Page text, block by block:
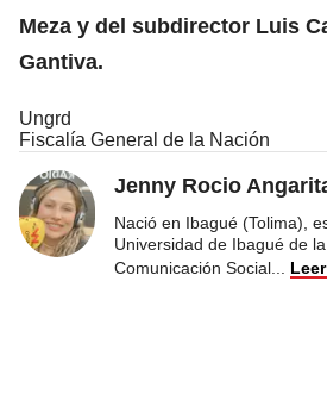
Meza y del subdirector Luis
Gantiva.
Ungrd
Fiscalía General de la Nación
Jenny Rocio
Nació en Ibagué (Tolima),
Universidad de Ibagué de
Comunicación Social